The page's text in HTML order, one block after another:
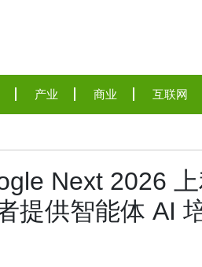
产业 商业 互联网
Next 2026 上
提供智能体 AI